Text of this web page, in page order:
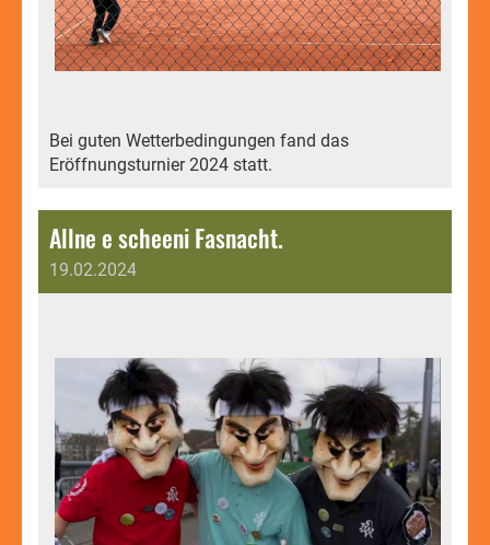
Bei guten Wetterbedingungen fand das
Eröffnungsturnier 2024 statt.
Allne e scheeni Fasnacht.
19.02.2024